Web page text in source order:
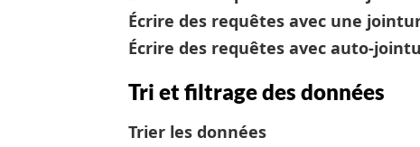
Écrire des requêtes avec une
Écrire des requêtes avec auto-
Tri et filtrage des données
Trier les données